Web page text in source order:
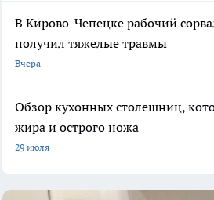
В Кирово-Чепецке рабочий
получил тяжелые травмы
Вчера
Обзор кухонных столешниц,
жира и острого ножа
29 июля